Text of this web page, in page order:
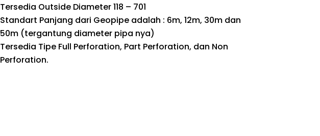
Tersedia Outside Diameter 118 – 701
Standart Panjang dari Geopipe adalah : 6m, 12m, 30m dan
50m (tergantung diameter pipa nya)
Tersedia Tipe Full Perforation, Part Perforation, dan Non
Perforation.